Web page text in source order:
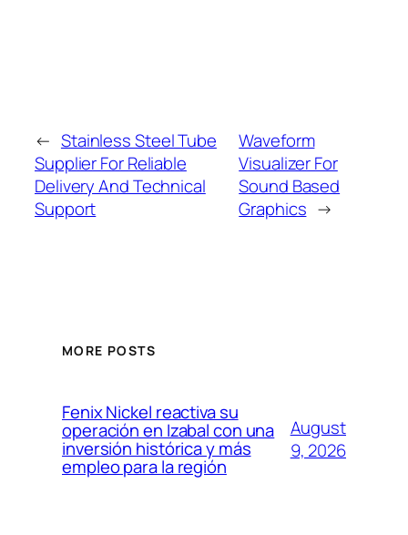
← Stainless Steel Tube
Supplier For Reliable
Delivery And Technical
Support
Waveform
Visualizer For
Sound Based
Graphics →
MORE POSTS
Fenix Nickel reactiva su
operación en Izabal con una
inversión histórica y más
empleo para la región
August
9, 2026